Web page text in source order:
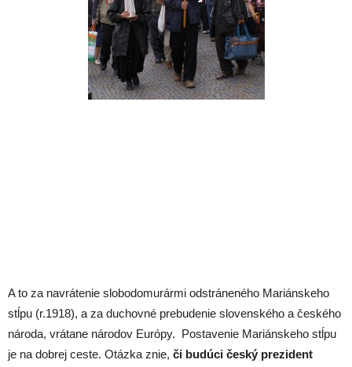
A to za navrátenie slobodomurármi odstráneného Mariánskeho
stĺpu (r.1918), a za duchovné prebudenie slovenského a českého
národa, vrátane národov Európy. Postavenie Mariánskeho stĺpu
je na dobrej ceste. Otázka znie, či budúci český prezident